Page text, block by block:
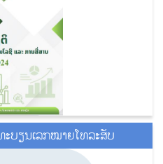
ບຽນເລກໝາຍໂທລະສັບ